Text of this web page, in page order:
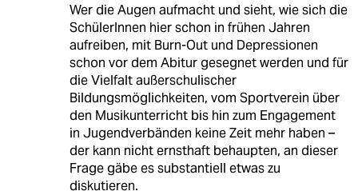
Wer die Augen aufmacht und sieht, wie sich die
SchülerInnen hier schon in frühen Jahren
aufreiben, mit Burn-Out und Depressionen
schon vor dem Abitur gesegnet werden und für
die Vielfalt außerschulischer
Bildungsmöglichkeiten, vom Sportverein über
den Musikunterricht bis hin zum Engagement
in Jugendverbänden keine Zeit mehr haben –
der kann nicht ernsthaft behaupten, an dieser
Frage gäbe es substantiell etwas zu
diskutieren.